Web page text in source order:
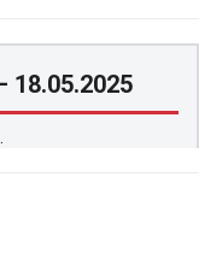
18.05.2025